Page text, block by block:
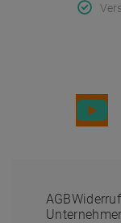
AGBWiderruf